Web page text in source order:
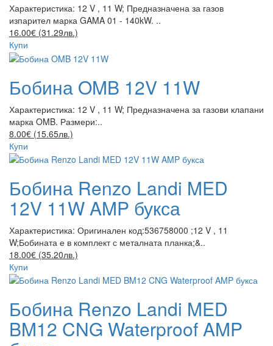
Характеристика: 12 V , 11 W; Предназначена за газов
изпарител марка GAMA 01 - 140kW. ..
16.00€ (31.29лв.)
Купи
Бобина OMB 12V 11W
Характеристика: 12 V , 11 W; Предназначена за газови клапани
марка OMB. Размери:..
8.00€ (15.65лв.)
Купи
Бобина Renzo Landi MED
12V 11W AMP букса
Характеристика: Оригинален код:536758000 ;12 V , 11
W;Бобината е в комплект с металната планка;&..
18.00€ (35.20лв.)
Купи
Бобина Renzo Landi MED
BM12 CNG Waterproof AMP